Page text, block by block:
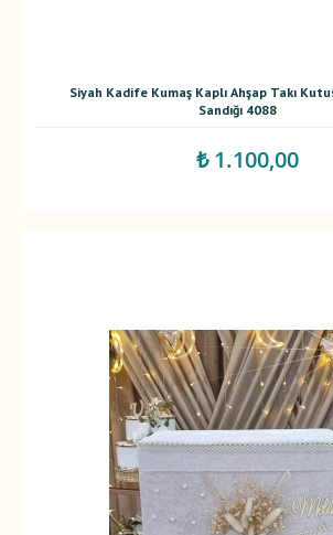
Siyah Kadife Kumaş Kaplı Ahşap Takı
Sandığı 4088
₺ 1.100,00